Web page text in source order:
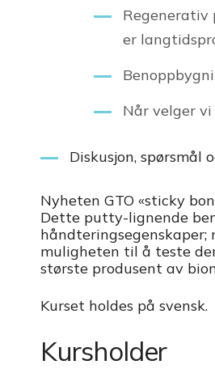
Regenerativ
er
Når velger
Diskusjon, spørsmål
Nyheten GTO «sticky
Dette putty-lignende
muligheten til å teste
største produsent av
Kurset holdes på svensk.
Kursholder